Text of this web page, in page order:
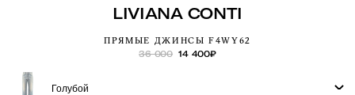
LIVIANA CONTI
ПРЯМЫЕ ДЖИНСЫ F4WY62
36 000 14 400₽
Голубой